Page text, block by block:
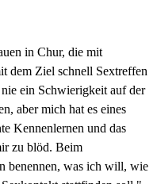
in Chur, die mit
dem Ziel schnell Sextreffen
ein Schwierigkeit auf der
aber mich hat es eines
Kennenlernen und das
zu blöd. Beim
benennen, was ich will, wie